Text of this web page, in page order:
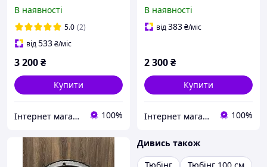
100см,тюбінг для
дітей,тюбинг для
детей,тюбинг
В наявності
5.0 (2)
від533₴/міс
3 200₴
Купити
Інтернет магазин Baby-joys 100%
100см,тюбінг для
дітей,тюбинг для
В наявності
від383₴/міс
2 300₴
Купити
Інтернет магазин Baby-joys 100%
Дивись також